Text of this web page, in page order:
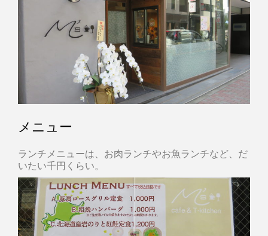
メニュー
ランチメニューは、お肉ランチやお魚ランチなど、だ
いたい千円くらい。